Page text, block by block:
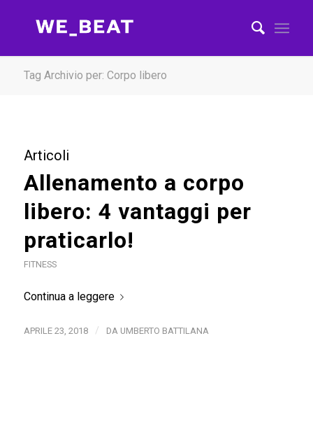
Tag Archivio per: Corpo libero
Articoli
Allenamento a corpo
libero: 4 vantaggi per
praticarlo!
FITNESS
Continua a leggere
APRILE 23, 2018 / DA UMBERTO BATTILANA